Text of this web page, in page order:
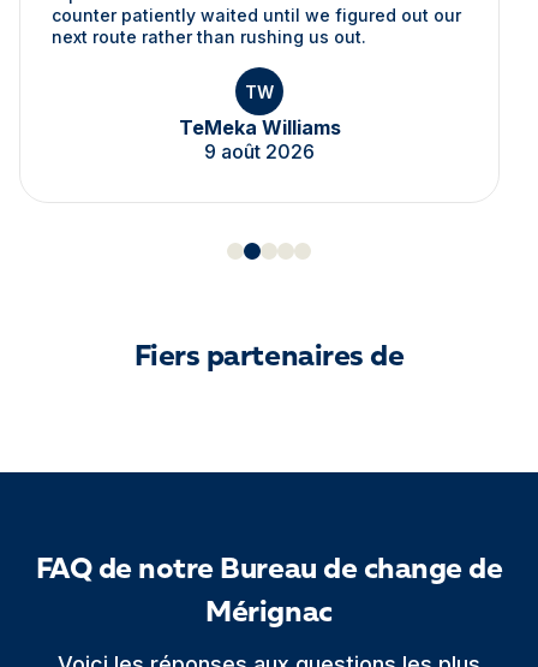
counter patiently waited until we figured out our
next route rather than rushing us out.
TW
TeMeka Williams
9 août 2026
Fiers partenaires de
FAQ de notre Bureau de change de
Mérignac